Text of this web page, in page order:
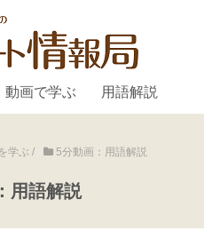
動画で学ぶ 用語解説
学ぶ / 5分動画：用語解説
用語解説